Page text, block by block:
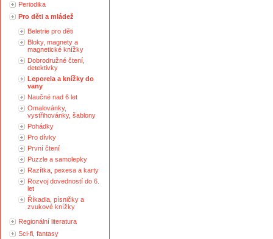
Periodika
Pro děti a mládež
Beletrie pro děti
Bloky, magnety a
magnetické knížky
Dobrodružné čtení,
detektivky
Leporela a knížky do
vany
Naučné nad 6 let
Omalovánky,
vystřihovánky, šablony
Pohádky
Pro dívky
První čtení
Puzzle a samolepky
Razítka, pexesa a karty
Rozvoj dovedností do 6.
let
Říkadla, písničky a
zvukové knížky
Regionální literatura
Sci-fi, fantasy